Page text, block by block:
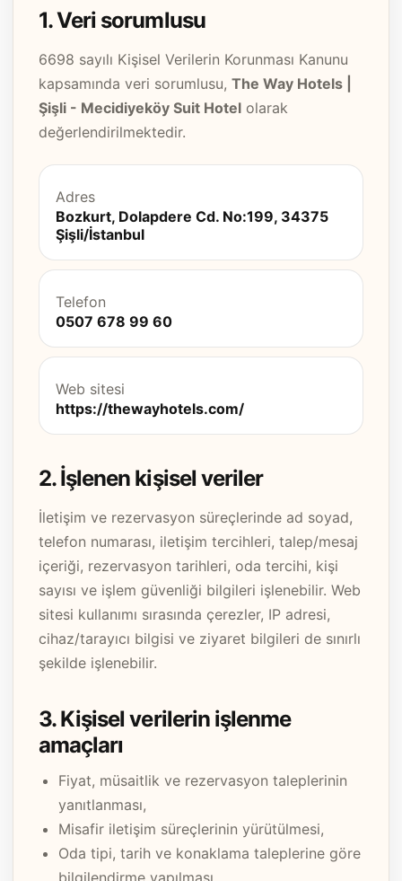
1. Veri sorumlusu
6698 sayılı Kişisel Verilerin Korunması Kanunu
kapsamında veri sorumlusu, The Way Hotels |
Şişli - Mecidiyeköy Suit Hotel olarak
değerlendirilmektedir.
Adres
Bozkurt, Dolapdere Cd. No:199, 34375
Şişli/İstanbul
Telefon
0507 678 99 60
Web sitesi
https://thewayhotels.com/
2. İşlenen kişisel veriler
İletişim ve rezervasyon süreçlerinde ad soyad,
telefon numarası, iletişim tercihleri, talep/mesaj
içeriği, rezervasyon tarihleri, oda tercihi, kişi
sayısı ve işlem güvenliği bilgileri işlenebilir. Web
sitesi kullanımı sırasında çerezler, IP adresi,
cihaz/tarayıcı bilgisi ve ziyaret bilgileri de sınırlı
şekilde işlenebilir.
3. Kişisel verilerin işlenme
amaçları
Fiyat, müsaitlik ve rezervasyon taleplerinin
yanıtlanması,
Misafir iletişim süreçlerinin yürütülmesi,
Oda tipi, tarih ve konaklama taleplerine göre
bilgilendirme yapılması,